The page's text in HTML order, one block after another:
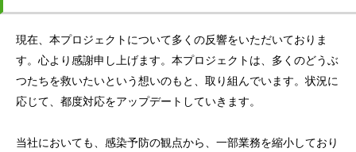
現在、本プロジェクトについて多くの反響をいただいておりま
す。心より感謝申し上げます。本プロジェクトは、多くのどうぶ
つたちを救いたいという想いのもと、取り組んでいます。状況に
応じて、都度対応をアップデートしていきます。
当社においても、感染予防の観点から、一部業務を縮小しており